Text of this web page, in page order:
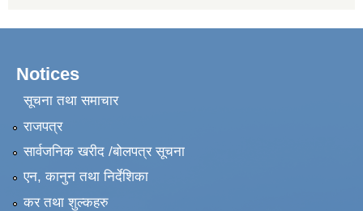
Notices
सूचना तथा समाचार
राजपत्र
सार्वजनिक खरीद /बोलपत्र सूचना
एन, कानुन तथा निर्देशिका
कर तथा शुल्कहरु